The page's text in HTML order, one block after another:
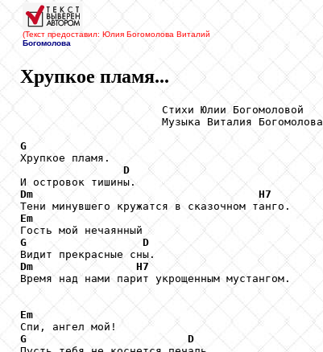
(Текст предоставил: Юлия Богомолова Виталий
Богомолова
Хрупкое пламя...
                      Стихи Юлии Богомоловой
                      Музыка Виталия Богомолова
G
Хрупкое пламя.
D
Dm
H7
Em
G
D
Dm
H7
Время над нами парит укрощенным мустангом.
Em
G
D